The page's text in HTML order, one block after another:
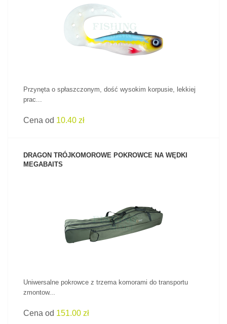
ZOBACZ PRODUKT
Przynęta o spłaszczonym, dość wysokim korpusie, lekkiej
prac...
Cena od 10.40 zł
DRAGON TRÓJKOMOROWE POKROWCE NA WĘDKI
MEGABAITS
ZOBACZ PRODUKT
Uniwersalne pokrowce z trzema komorami do transportu
zmontow...
Cena od 151.00 zł